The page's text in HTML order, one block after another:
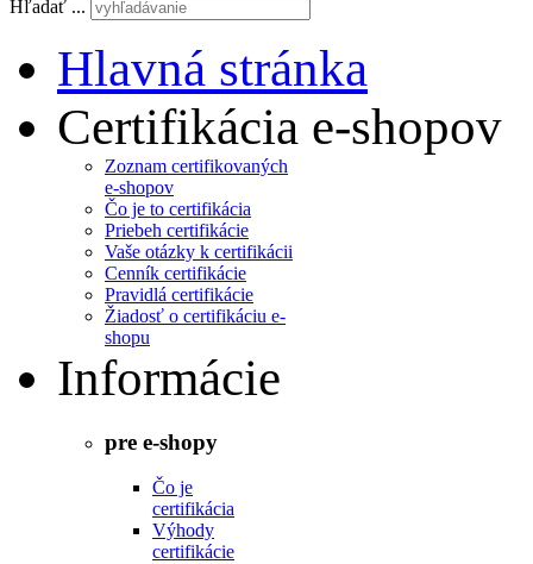
Hľadať ...
Hlavná stránka
Certifikácia e-shopov
Zoznam certifikovaných
e-shopov
Čo je to certifikácia
Priebeh certifikácie
Vaše otázky k certifikácii
Cenník certifikácie
Pravidlá certifikácie
Žiadosť o certifikáciu e-
shopu
Informácie
pre e-shopy
Čo je
certifikácia
Výhody
certifikácie